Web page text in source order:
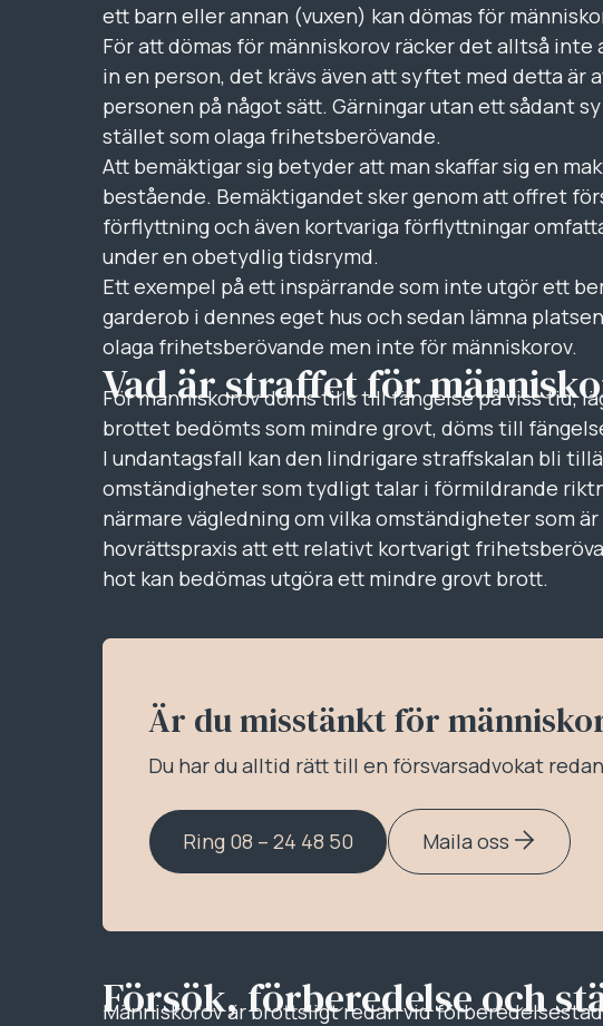
ett barn eller annan (vuxen) kan dömas för
För att dömas för människorov räcker det alltså
in en person, det krävs även att syftet med detta är
personen på något sätt. Gärningar utan ett sådant
stället som olaga frihetsberövande.
Att bemäktigar sig betyder att man skaffar sig en
bestående. Bemäktigandet sker genom att offret
förflyttning och även kortvariga förflyttningar
under en obetydlig tidsrymd.
Ett exempel på ett inspärrande som inte utgör ett
garderob i dennes eget hus och sedan lämna
olaga frihetsberövande men inte för människorov.
Vad är straffet för
För människorov döms tills till fängelse på viss tid,
brottet bedömts som mindre grovt, döms till
I undantagsfall kan den lindrigare straffskalan bli
omständigheter som tydligt talar i förmildrande
närmare vägledning om vilka omständigheter som
hovrättspraxis att ett relativt kortvarigt
hot kan bedömas utgöra ett mindre grovt brott.
Är du misstänkt för
Du har du alltid rätt till en försvarsadvokat
Ring 08 – 24 48 50 Maila oss
Försök, förberedelse och
Människorov är brottsligt redan vid